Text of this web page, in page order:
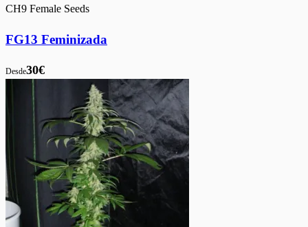
CH9 Female Seeds
FG13 Feminizada
Desde30€